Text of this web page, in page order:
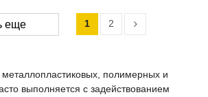
еще 1 2
полимерных и
выполняется с задействованием